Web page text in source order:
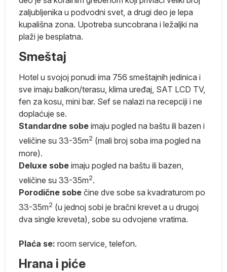
zaljubljenika u podvodni svet, a drugi deo je lepa
kupališna zona. Upotreba suncobrana i ležaljki na
plaži je besplatna.
Smeštaj
Hotel u svojoj ponudi ima 756 smeštajnih jedinica i
sve imaju balkon/terasu, klima uređaj, SAT LCD TV,
fen za kosu, mini bar. Sef se nalazi na recepciji i ne
doplaćuje se.
Standardne sobe imaju pogled na baštu ili bazen i
veličine su 33-35m2 (mali broj soba ima pogled na
more).
Deluxe sobe imaju pogled na baštu ili bazen,
veličine su 33-35m2.
Porodične sobe čine dve sobe sa kvadraturom po
33-35m2 (u jednoj sobi je bračni krevet a u drugoj
dva single kreveta), sobe su odvojene vratima.
Plaća se: room service, telefon.
Hrana i piće